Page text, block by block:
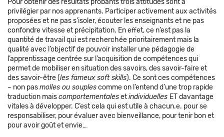
privilégier par nos apprenants. Participer activement aux activités
proposées et ne pas s’isoler, écouter les enseignants et ne pas
confondre vitesse et précipitation. En effet, ce n’est pas la
quantité de travail qui est recherchée prioritairement mais la
qualité avec l’objectif de pouvoir installer une pédagogie de
l’apprentissage centrée sur l’acquisition de compétences qui
permet de mobiliser en situation des savoirs, des savoir-faire et
des savoir-être (les fameuxsoft skills). Ce sont ces compétences
– non pasmolles ou souplescomme on l’entend d’une trop rapide
traduction maiscomportementalesetindividuelles ET davantage
vitales à développer. C’est cela qui est utile à chacun.e. pour se
responsabiliser, pour évaluer avec bienveillance, pour tenir bon et
pour avoir goût et envie…